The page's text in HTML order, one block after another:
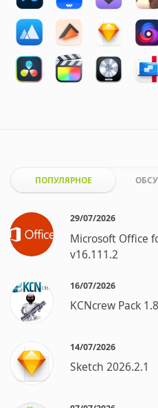
ПОПУЛЯРНОЕ
29/07/2026
Microsoft Office
v16.111.2
16/07/2026
KCNcrew Pack
14/07/2026
Sketch 2026.2.1